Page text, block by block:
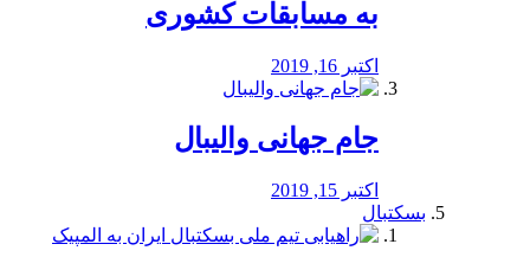
به مسابقات کشوری
اکتبر 16, 2019
جام جهانی والیبال
اکتبر 15, 2019
بسکتبال